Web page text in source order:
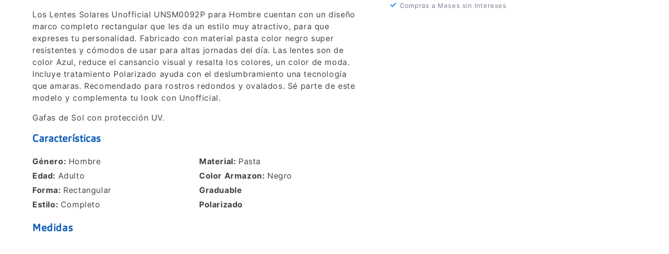
Los Lentes Solares Unofficial UNSM0092P para Hombre cuentan con un diseño
marco completo rectangular que les da un estilo muy atractivo, para que
expreses tu personalidad. Fabricado con material pasta color negro super
resistentes y cómodos de usar para altas jornadas del día. Las lentes son de
color Azul, reduce el cansancio visual y resalta los colores, un color de moda.
Incluye tratamiento Polarizado ayuda con el deslumbramiento una tecnología
que amaras. Recomendado para rostros redondos y ovalados. Sé parte de este
modelo y complementa tu look con Unofficial.
Gafas de Sol con protección UV.
Características
Género: Hombre
Edad: Adulto
Forma: Rectangular
Estilo: Completo
Material: Pasta
Color Armazon: Negro
Graduable
Polarizado
Medidas
Compras a Meses sin Intereses